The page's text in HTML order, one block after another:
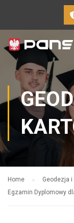
Home
Geodezja
Egzamin Dyplomowy